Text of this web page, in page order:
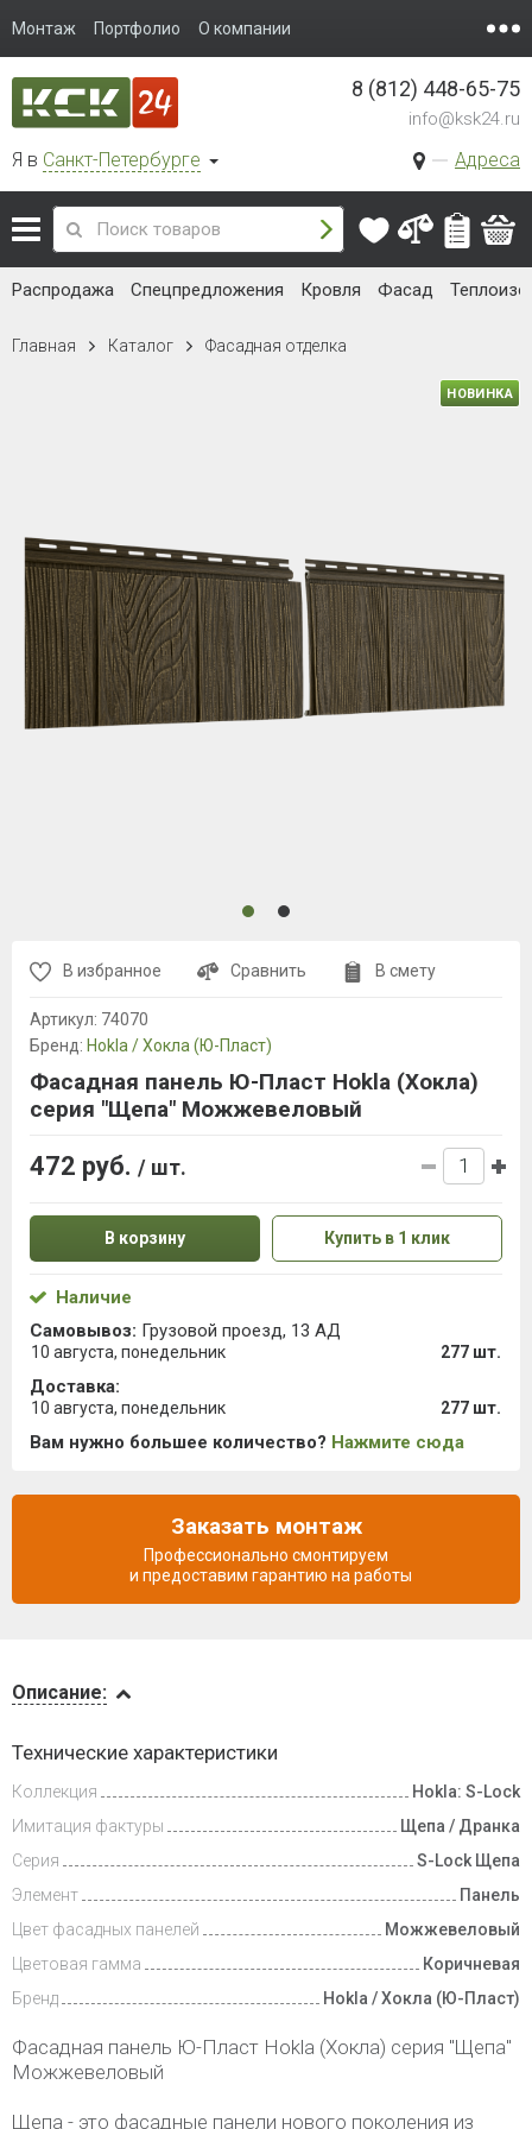
Монтаж Портфолио О компании
Я в Санкт-Петербурге Адреса
8 (812) 448-65-75
info@ksk24.ru
Распродажа Спецпредложения Кровля Фасад
Главная Каталог Фасадная отделка
Доставка
и оплата
Описание:
Технические характеристики
Коллекция
Hokla: S-Lock
Имитация фактуры
Щепа / Дранка
Серия
S-Lock Щепа
Элемент
Панель
Цвет фасадных панелей
Можжевеловый
Цветовая гамма
Коричневая
Бренд
Hokla / Хокла (Ю-Пласт)
Фасадная панель Ю-Пласт Hokla (Хокла) серия "Щепа"
Можжевеловый
Щепа - это фасадные панели нового поколения из
НОВИНКА
В избранное Сравнить В смету
Артикул: 74070
Бренд: Hokla / Хокла (Ю-Пласт)
Фасадная панель Ю-Пласт Hokla (Хокла)
серия "Щепа" Можжевеловый
472 руб. / шт.
В корзину Купить в 1 клик
Наличие
Самовывоз: Грузовой проезд, 13 АД
10 августа, понедельник 277 шт.
Доставка:
10 августа, понедельник 277 шт.
Вам нужно большее количество? Нажмите сюда
Заказать монтаж
Профессионально смонтируем
и предоставим гарантию на работы